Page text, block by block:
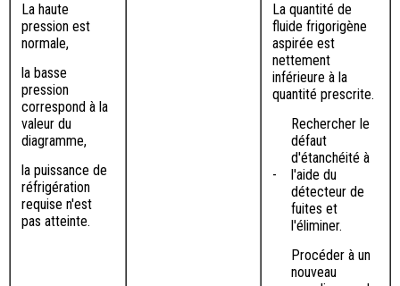
La haute
pression est
normale,
la basse
pression
correspond à la
valeur du
diagramme,
la puissance de
réfrigération
requise n'est
pas atteinte.
La quantité de
fluide frigorigène
aspirée est
nettement
inférieure à la
quantité prescrite.
-
Rechercher le
défaut
d'étanchéité à
l'aide du
détecteur de
fuites et
l'éliminer.
Procéder à un
nouveau